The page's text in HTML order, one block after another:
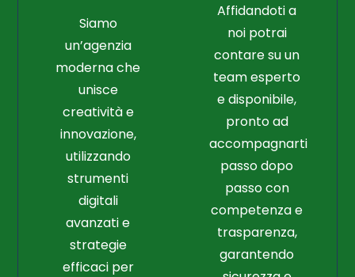
Siamo
un’agenzia
moderna che
unisce
creatività e
innovazione,
utilizzando
strumenti
digitali
avanzati e
strategie
efficaci per
Affidandoti a
noi potrai
contare su un
team esperto
e disponibile,
pronto ad
accompagnarti
passo dopo
passo con
competenza e
trasparenza,
garantendo